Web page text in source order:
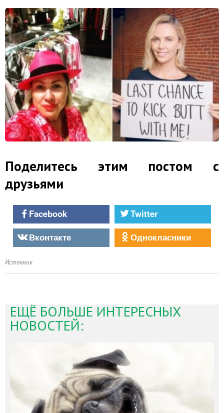
Поделитесь этим постом с
друзьями
Facebook
Twitter
Вконтакте
Однокласники
Источник
ЕЩЁ БОЛЬШЕ ИНТЕРЕСНЫХ
НОВОСТЕЙ: